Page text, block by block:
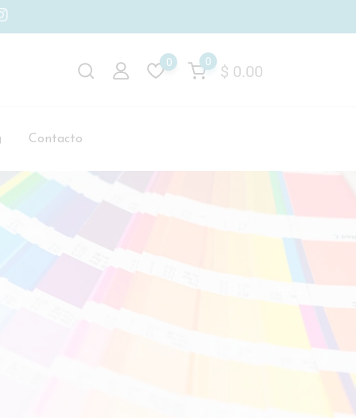
$ 0.00
0
0
Contacto